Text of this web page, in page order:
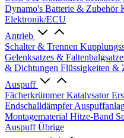
Dynamo's Batterie & Zubehör
Elektronik/ECU
Antrieb
Schalter & Trennen
Gelenksatzes &
& Dichtungen Flüssigkeiten &
Auspuff
FächerkrümmerKatalysator
Endschalldämpfer
Montagematerial Hitze-Band
Auspuff Übrige